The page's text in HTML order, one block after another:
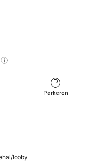
Parkeren
lobby